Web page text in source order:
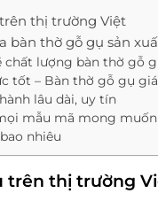
thị trường Việt
bàn thờ gỗ gụ sản
chất lượng bàn thờ gỗ
tốt – Bàn thờ gỗ gụ
lâu dài, uy tín
mẫu mã mong muốn
nhiêu
trên thị trường